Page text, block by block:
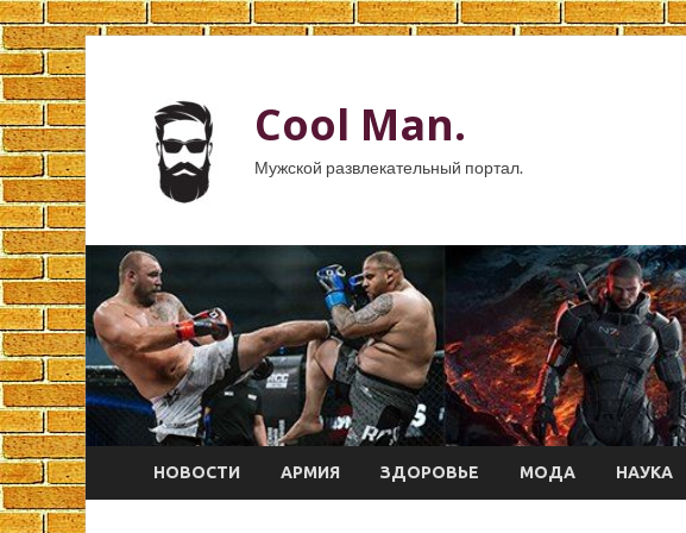
Cool Man.
Мужской развлекательный портал.
НОВОСТИ АРМИЯ ЗДОРОВЬЕ МОДА НАУКА